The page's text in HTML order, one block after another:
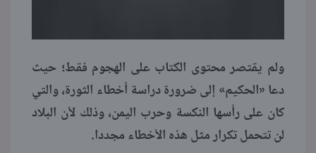
ولم يقتصر محتوى الكتاب على الهجوم فقط؛ حيث
دعا «الحكيم» إلى ضرورة دراسة أخطاء الثورة، والتي
كان على رأسها النكسة وحرب اليمن، وذلك لأن البلاد
لن تتحمل تكرار مثل هذه الأخطاء مجددا.